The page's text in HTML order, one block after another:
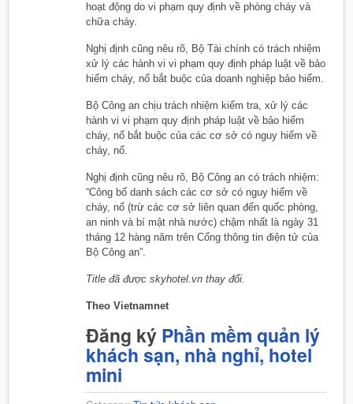
hoạt động do vi phạm quy định về phòng cháy và
chữa cháy.
Nghị định cũng nêu rõ, Bộ Tài chính có trách nhiệm
xử lý các hành vi vi phạm quy định pháp luật về bảo
hiểm cháy, nổ bắt buộc của doanh nghiệp bảo hiểm.
Bộ Công an chịu trách nhiệm kiểm tra, xử lý các
hành vi vi phạm quy định pháp luật về bảo hiểm
cháy, nổ bắt buộc của các cơ sở có nguy hiểm về
cháy, nổ.
Nghị định cũng nêu rõ, Bộ Công an có trách nhiệm:
“Công bố danh sách các cơ sở có nguy hiểm về
cháy, nổ (trừ các cơ sở liên quan đến quốc phòng,
an ninh và bí mật nhà nước) chậm nhất là ngày 31
tháng 12 hàng năm trên Cổng thông tin điện tử của
Bộ Công an”.
Title đã được skyhotel.vn thay đổi.
Theo Vietnamnet
Đăng ký Phần mềm quản lý
khách sạn, nhà nghỉ, hotel
mini